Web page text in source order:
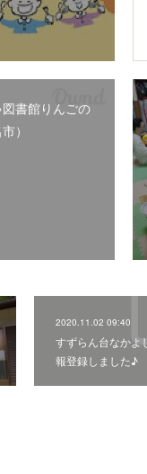
書館りんごの
）
2020.11.02 09:40
すずらん台なかよ
報登録しました♪